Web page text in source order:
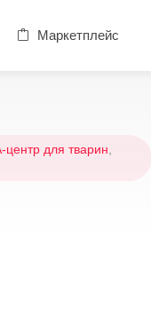
Маркетплейс
для тварин